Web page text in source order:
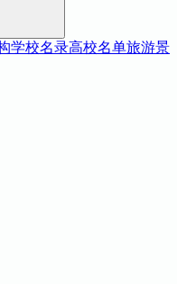
学校名录高校名单旅游景